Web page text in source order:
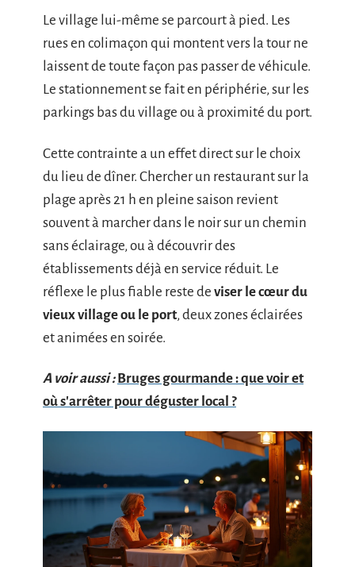
Le village lui-même se parcourt à pied. Les
rues en colimaçon qui montent vers la tour ne
laissent de toute façon pas passer de véhicule.
Le stationnement se fait en périphérie, sur les
parkings bas du village ou à proximité du port.
Cette contrainte a un effet direct sur le choix
du lieu de dîner. Chercher un restaurant sur la
plage après 21 h en pleine saison revient
souvent à marcher dans le noir sur un chemin
sans éclairage, ou à découvrir des
établissements déjà en service réduit. Le
réflexe le plus fiable reste de viser le cœur du
vieux village ou le port, deux zones éclairées
et animées en soirée.
A voir aussi : Bruges gourmande : que voir et
où s'arrêter pour déguster local ?